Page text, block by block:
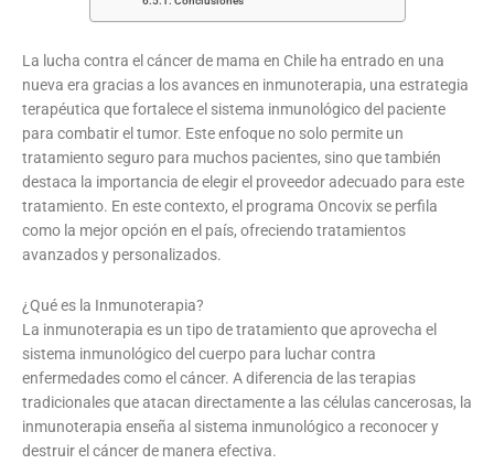
La lucha contra el cáncer de mama en Chile ha entrado en una
nueva era gracias a los avances en inmunoterapia, una estrategia
terapéutica que fortalece el sistema inmunológico del paciente
para combatir el tumor. Este enfoque no solo permite un
tratamiento seguro para muchos pacientes, sino que también
destaca la importancia de elegir el proveedor adecuado para este
tratamiento. En este contexto, el programa Oncovix se perfila
como la mejor opción en el país, ofreciendo tratamientos
avanzados y personalizados.
¿Qué es la Inmunoterapia?
La inmunoterapia es un tipo de tratamiento que aprovecha el
sistema inmunológico del cuerpo para luchar contra
enfermedades como el cáncer. A diferencia de las terapias
tradicionales que atacan directamente a las células cancerosas, la
inmunoterapia enseña al sistema inmunológico a reconocer y
destruir el cáncer de manera efectiva.